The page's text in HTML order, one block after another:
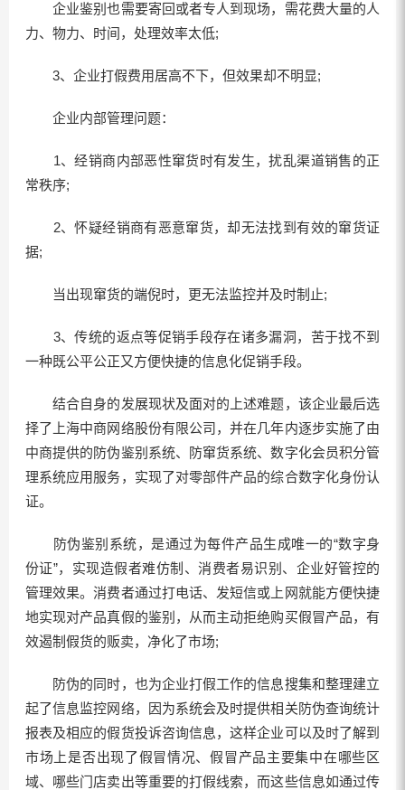
企业鉴别也需要寄回或者专人到现场，需花费大量的人
力、物力、时间，处理效率太低;
3、企业打假费用居高不下，但效果却不明显;
企业内部管理问题：
1、经销商内部恶性窜货时有发生，扰乱渠道销售的正
常秩序;
2、怀疑经销商有恶意窜货，却无法找到有效的窜货证
据;
当出现窜货的端倪时，更无法监控并及时制止;
3、传统的返点等促销手段存在诸多漏洞，苦于找不到
一种既公平公正又方便快捷的信息化促销手段。
结合自身的发展现状及面对的上述难题，该企业最后选
择了上海中商网络股份有限公司，并在几年内逐步实施了由
中商提供的防伪鉴别系统、防窜货系统、数字化会员积分管
理系统应用服务，实现了对零部件产品的综合数字化身份认
证。
防伪鉴别系统，是通过为每件产品生成唯一的“数字身
份证”，实现造假者难仿制、消费者易识别、企业好管控的
管理效果。消费者通过打电话、发短信或上网就能方便快捷
地实现对产品真假的鉴别，从而主动拒绝购买假冒产品，有
效遏制假货的贩卖，净化了市场;
防伪的同时，也为企业打假工作的信息搜集和整理建立
起了信息监控网络，因为系统会及时提供相关防伪查询统计
报表及相应的假货投诉咨询信息，这样企业可以及时了解到
市场上是否出现了假冒情况、假冒产品主要集中在哪些区
域、哪些门店卖出等重要的打假线索，而这些信息如通过传